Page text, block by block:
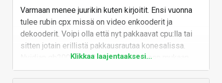
häviöllisellä videokoodekilla sitä voi editoida
itse jos tarvii ja sitten kun itse julkaisee videon
eteenpäin, sen voi pakata sopivalla suoraan
esitykseen tarkoitetulla videokoodekilla.
Varmaan menee juurikin kuten kirjoitit. Ensi vuonna
tulee rubin cpx missä on video enkooderit ja
dekooderit. Voipi olla että nyt pakkaavat cpu:lla tai
sitten jotain erillistä pakkausrautaa konesalissa.
Nvidian gb200/gb300 ei mun käsityksen mukaan
sisällä kiihdytintä videopakkaus/purkuun.
Klikkaa laajentaaksesi...